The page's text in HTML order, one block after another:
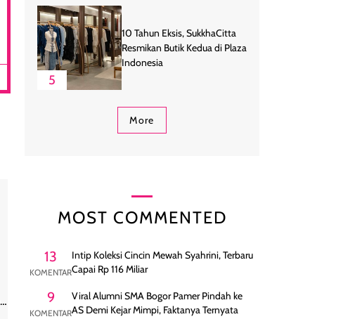
5
10 Tahun Eksis, SukkhaCitta
Resmikan Butik Kedua di Plaza
Indonesia
More
MOST COMMENTED
13
KOMENTAR
Intip Koleksi Cincin Mewah Syahrini, Terbaru
Capai Rp 116 Miliar
9
KOMENTAR
Viral Alumni SMA Bogor Pamer Pindah ke
AS Demi Kejar Mimpi, Faktanya Ternyata